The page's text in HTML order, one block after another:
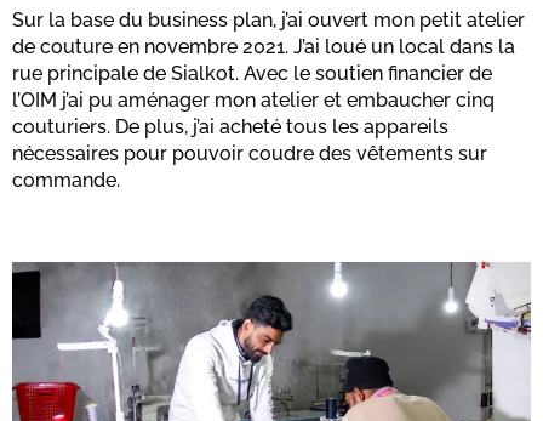
Sur la base du business plan, j’ai ouvert mon petit atelier
de couture en novembre 2021. J’ai loué un local dans la
rue principale de Sialkot. Avec le soutien financier de
l’OIM j’ai pu aménager mon atelier et embaucher cinq
couturiers. De plus, j’ai acheté tous les appareils
nécessaires pour pouvoir coudre des vêtements sur
commande.